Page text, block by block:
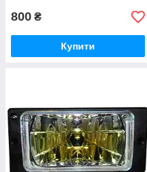
800 ₴
Купити